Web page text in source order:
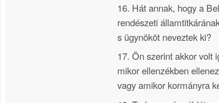
16. Hát annak, hogy a
rendészeti
s ügynököt neveztek ki?
17. Ön szerint akkor volt
mikor ellenzékben
vagy amikor kormányra